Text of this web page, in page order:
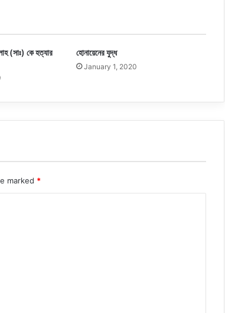
(সাঃ) কে হত্যার
হোনায়েনের যুদ্ধ
January 1, 2020
marked *